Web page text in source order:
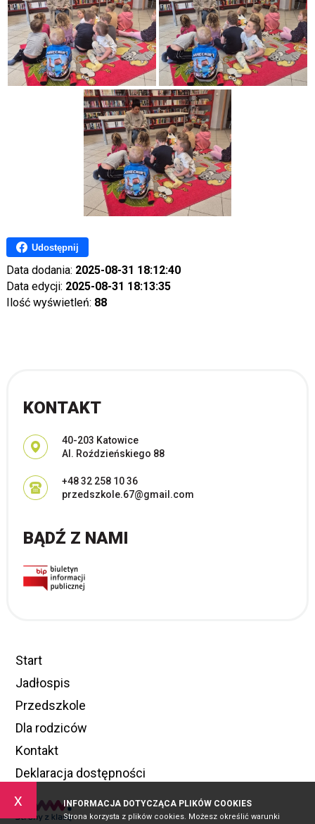
x INFORMACJA DOTYCZĄCA PLIKÓW COOKIES
Strona korzysta z plików cookies. Możesz określić warunki
Udostępnij
Data dodania: 2025-08-31 18:12:40
Data edycji: 2025-08-31 18:13:35
Ilość wyświetleń: 88
KONTAKT
Adres pocztowy:
40-203 Katowice
Al. Roździeńskiego 88
+48 32 258 10 36
przedszkole.67@gmail.com
BĄDŹ Z NAMI
Start
Jadłospis
Przedszkole
Dla rodziców
Kontakt
Deklaracja dostępności